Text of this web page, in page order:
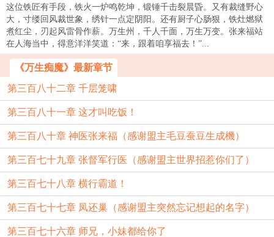
这位铁匠有手段，铁火一炉鸣乾坤，锻锤千击裂晨昏。又有裁缝野心
大，寸缕回风裁世象，绣针一点定阴阳。还有厨子心肠狠，铁灶燃狱
煮红尘，刃起风雷骨作薪。万生州，千人千面，万生万变。张来福站
在人海当中，得意洋洋笑道：“来，跟着咱享福去！”...
《万生痴魔》最新章节
第三百八十二章 千层笼啸
第三百八十一章 这才叫吃饭！
第三百八十章 神医张来福（感谢盟主毛豆蚕豆生成機）
第三百七十九章 张督军行医（感谢盟主世界招惹你们了）
第三百七十八章 横行霸道！
第三百七十七章 凤还巢（感谢盟主突然忘记想起的名字）
第三百七十六章 师兄，小妹都给你了